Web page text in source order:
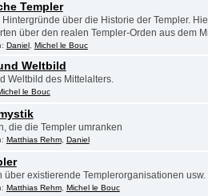
Templer
Hintergründe über die Historie der Templer.
über den realen Templer-Orden aus dem
Daniel, Michel le Bouc
Weltbild
Weltbild des Mittelalters.
le Bouc
die die Templer umranken
Matthias Rehm, Daniel
über existierende Templerorganisationen usw.
Matthias Rehm, Michel le Bouc